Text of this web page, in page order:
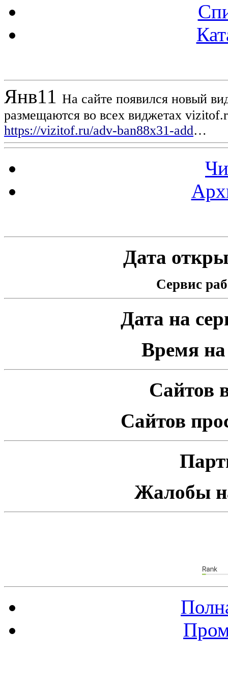
Янв11 На сайте появился новый
размещаются во всех виджетах
https://vizitof.ru/adv-ban88x31-add…
Дата
Сервис
Дата на
Время на
Сайтов
Сайтов
Жалобы